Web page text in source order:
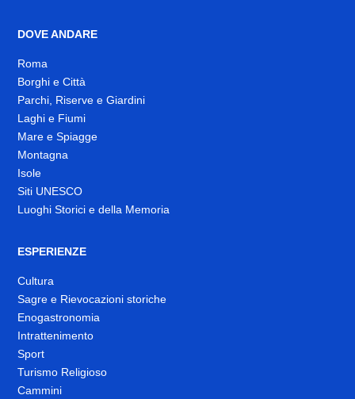
DOVE ANDARE
Roma
Borghi e Città
Parchi, Riserve e Giardini
Laghi e Fiumi
Mare e Spiagge
Montagna
Isole
Siti UNESCO
Luoghi Storici e della Memoria
ESPERIENZE
Cultura
Sagre e Rievocazioni storiche
Enogastronomia
Intrattenimento
Sport
Turismo Religioso
Cammini